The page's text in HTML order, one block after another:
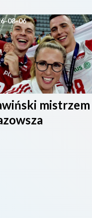
08-06
mistrzem